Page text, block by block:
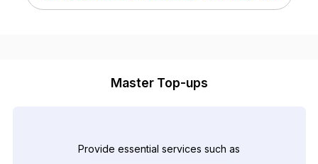
Master Top-ups
Provide essential services such as